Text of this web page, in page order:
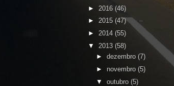
► 2016 (46)
► 2015 (47)
► 2014 (55)
▼ 2013 (58)
► dezembro (7)
► novembro (5)
▼ outubro (5)